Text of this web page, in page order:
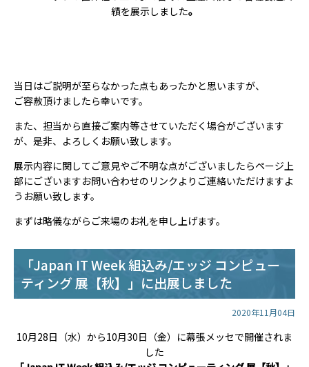
績を展示しました。
当日はご説明が至らなかった点もあったかと思いますが、
ご容赦頂けましたら幸いです。
また、担当から直接ご案内等させていただく場合がございます
が、是非、よろしくお願い致します。
展示内容に関してご意見やご不明な点がございましたらページ上
部にございますお問い合わせのリンクよりご連絡いただけますよ
うお願い致します。
まずは略儀ながらご来場のお礼を申し上げます。
「Japan IT Week 組込み/エッジ コンピュー
ティング 展【秋】」に出展しました
2020年11月04日
10月28日（水）から10月30日（金）に幕張メッセで開催されま
した